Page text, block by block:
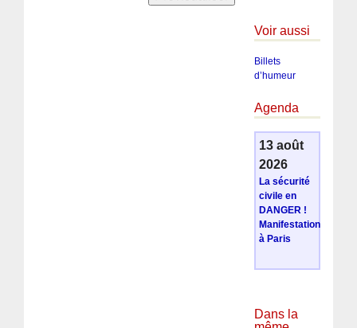
Voir aussi
Billets
d’humeur
Agenda
13 août
2026
La sécurité
civile en
DANGER !
Manifestation
à Paris
Dans la